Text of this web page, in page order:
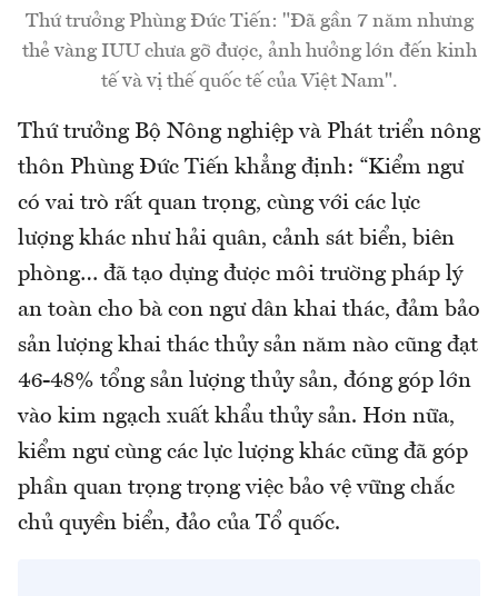
Thứ trưởng Phùng Đức Tiến: "Đã gần 7 năm nhưng
thẻ vàng IUU chưa gỡ được, ảnh hưởng lớn đến kinh
tế và vị thế quốc tế của Việt Nam".
Thứ trưởng Bộ Nông nghiệp và Phát triển nông
thôn Phùng Đức Tiến khẳng định: “Kiểm ngư
có vai trò rất quan trọng, cùng với các lực
lượng khác như hải quân, cảnh sát biển, biên
phòng… đã tạo dựng được môi trường pháp lý
an toàn cho bà con ngư dân khai thác, đảm bảo
sản lượng khai thác thủy sản năm nào cũng đạt
46-48% tổng sản lượng thủy sản, đóng góp lớn
vào kim ngạch xuất khẩu thủy sản. Hơn nữa,
kiểm ngư cùng các lực lượng khác cũng đã góp
phần quan trọng trọng việc bảo vệ vững chắc
chủ quyền biển, đảo của Tổ quốc.